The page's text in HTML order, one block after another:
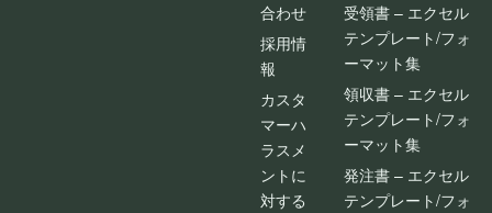
合わせ
採用情
報
カスタ
マーハ
ラスメ
ントに
対する
受領書 – エクセル
テンプレート/フォ
ーマット集
領収書 – エクセル
テンプレート/フォ
ーマット集
発注書 – エクセル
テンプレート/フォ